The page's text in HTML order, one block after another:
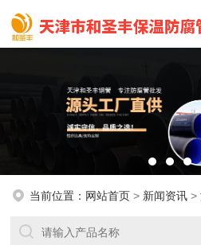
当前位置： 网站首页 > 新闻资讯 >